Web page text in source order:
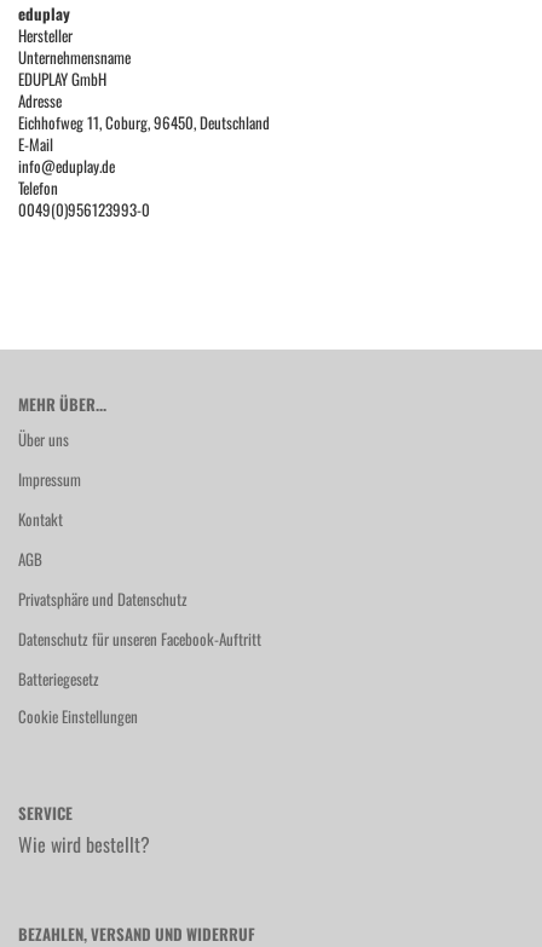
eduplay
Hersteller
Unternehmensname
EDUPLAY GmbH
Adresse
Eichhofweg 11, Coburg, 96450, Deutschland
E-Mail
info@eduplay.de
Telefon
0049(0)956123993-0
MEHR ÜBER...
Über uns
Impressum
Kontakt
AGB
Privatsphäre und Datenschutz
Datenschutz für unseren Facebook-Auftritt
Batteriegesetz
Cookie Einstellungen
SERVICE
Wie wird bestellt?
BEZAHLEN, VERSAND UND WIDERRUF